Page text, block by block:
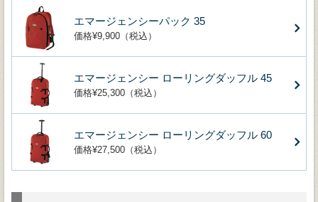
エマージェンシーパック 35
価格¥9,900（税込）
エマージェンシー ローリングダッフル 45
価格¥25,300（税込）
エマージェンシー ローリングダッフル 60
価格¥27,500（税込）